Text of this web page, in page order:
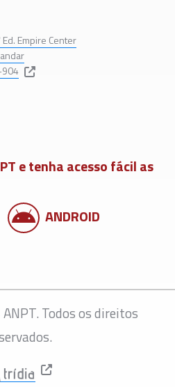
Empire Center
904
e tenha acesso fácil as
ANDROID
Todos os direitos